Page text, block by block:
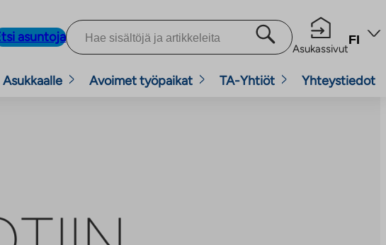
asuntoja
Asukassivut
FI
Asukkaalle Avoimet työpaikat TA-Yhtiöt Yhteystiedot